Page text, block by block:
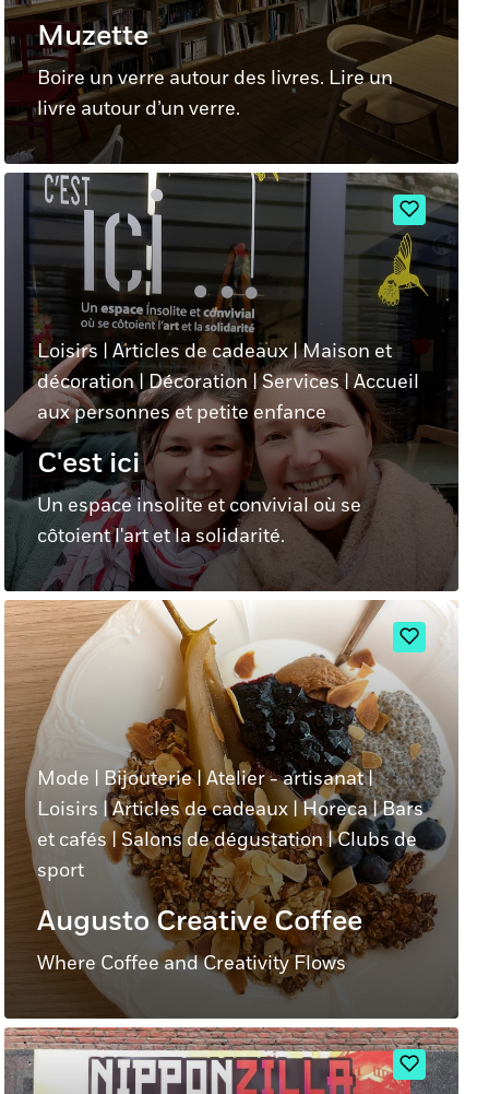
Muzette
Boire un verre autour des livres. Lire un
livre autour d’un verre.
Loisirs | Articles de cadeaux|Maison et
décoration|Décoration|Services|Accueil
aux personnes et petite enfance
C'est ici
Un espace insolite et convivial où se
côtoient l'art et la solidarité.
Mode | Bijouterie|Atelier - artisanat|
Loisirs |Articles de cadeaux|Horeca|Bars
et cafés|Salons de dégustation|Clubs de
sport
Augusto Creative Coffee
Where Coffee and Creativity Flows